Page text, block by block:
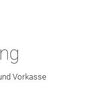
Vorkasse